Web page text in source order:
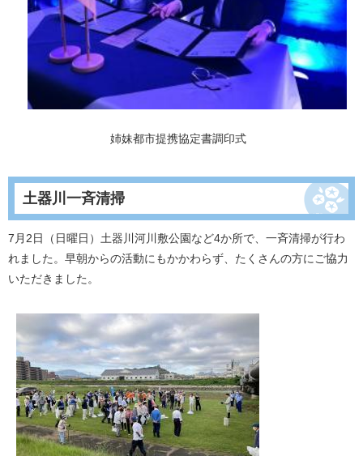
姉妹都市提携協定書調印式
土器川一斉清掃
7月2日（日曜日）土器川河川敷公園など4か所で、一斉清掃が行わ
れました。早朝からの活動にもかかわらず、たくさんの方にご協力
いただきました。